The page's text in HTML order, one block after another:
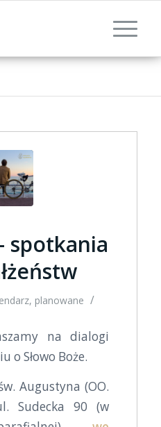
spotkania
, planowane /
na dialogi
o Słowo Boże.
Augustyna (OO.
Sudecka 90 (w